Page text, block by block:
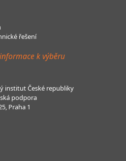
řešení
k výběru
institut České republiky
podpora
Praha 1